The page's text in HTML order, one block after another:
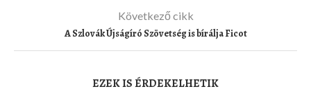
Következő cikk
A Szlovák Újságíró Szövetség is bírálja Ficot
EZEK IS ÉRDEKELHETIK